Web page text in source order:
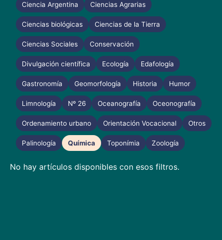
Ciencia Argentina Ciencias Agrarias
Ciencias biológicas Ciencias de la Tierra
Ciencias Sociales Conservación
Divulgación científica Ecología Edafología
Gastronomía Geomorfología Historia Humor
Limnología Nº 26 Oceanografía Oceonografía
Ordenamiento urbano Orientación Vocacional Otros
Palinología Química Toponímia Zoología
No hay artículos disponibles con esos filtros.